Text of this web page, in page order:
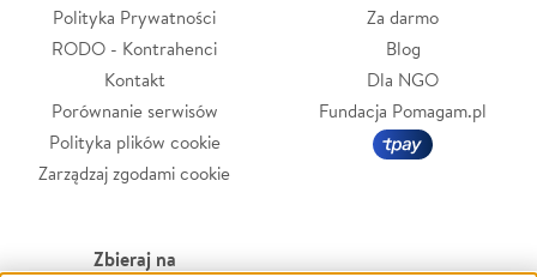
Polityka Prywatności
RODO - Kontrahenci
Kontakt
Porównanie serwisów
Polityka plików cookie
Zarządzaj zgodami cookie
Za darmo
Blog
Dla NGO
Fundacja Pomagam.pl
Zbieraj na